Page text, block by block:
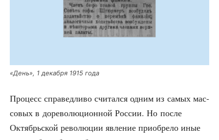
«День», 1 декаб­ря 1915 года
Про­цесс спра­вед­ли­во счи­тал­ся одним из самых мас­
со­вых в доре­во­лю­ци­он­ной Рос­сии. Но после
Октябрь­ской рево­лю­ции явле­ние при­об­ре­ло иные